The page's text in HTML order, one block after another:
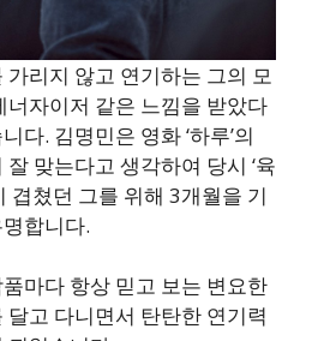
리지 않고 연기하는 그의 모
너자이저 같은 느낌을 받았다
다. 김명민은 영화 ‘하루’의
맞는다고 생각하여 당시 ‘육
겹쳤던 그를 위해 3개월을 기
합니다.
마다 항상 믿고 보는 변요한
고 다니면서 탄탄한 연기력